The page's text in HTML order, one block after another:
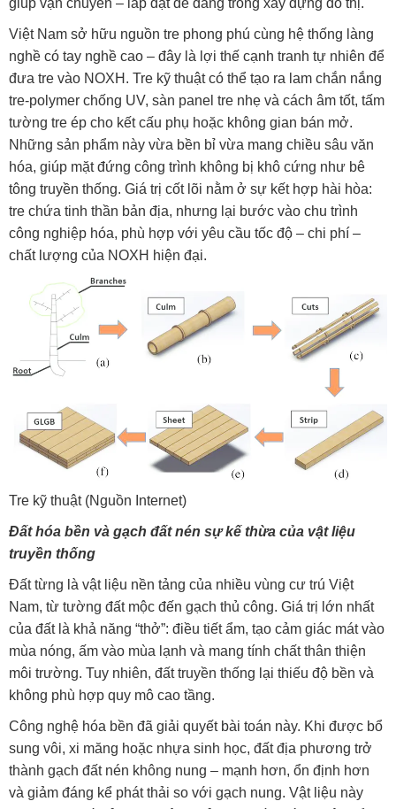
giúp vận chuyển – lắp đặt dễ dàng trong xây dựng đô thị.
Việt Nam sở hữu nguồn tre phong phú cùng hệ thống làng
nghề có tay nghề cao – đây là lợi thế cạnh tranh tự nhiên để
đưa tre vào NOXH. Tre kỹ thuật có thể tạo ra lam chắn nắng
tre-polymer chống UV, sàn panel tre nhẹ và cách âm tốt, tấm
tường tre ép cho kết cấu phụ hoặc không gian bán mở.
Những sản phẩm này vừa bền bỉ vừa mang chiều sâu văn
hóa, giúp mặt đứng công trình không bị khô cứng như bê
tông truyền thống. Giá trị cốt lõi nằm ở sự kết hợp hài hòa:
tre chứa tinh thần bản địa, nhưng lại bước vào chu trình
công nghiệp hóa, phù hợp với yêu cầu tốc độ – chi phí –
chất lượng của NOXH hiện đại.
Tre kỹ thuật (Nguồn Internet)
Đất hóa bền và gạch đất nén sự kế thừa của vật liệu
truyền thống
Đất từng là vật liệu nền tảng của nhiều vùng cư trú Việt
Nam, từ tường đất mộc đến gạch thủ công. Giá trị lớn nhất
của đất là khả năng “thở”: điều tiết ẩm, tạo cảm giác mát vào
mùa nóng, ấm vào mùa lạnh và mang tính chất thân thiện
môi trường. Tuy nhiên, đất truyền thống lại thiếu độ bền và
không phù hợp quy mô cao tầng.
Công nghệ hóa bền đã giải quyết bài toán này. Khi được bổ
sung vôi, xi măng hoặc nhựa sinh học, đất địa phương trở
thành gạch đất nén không nung – mạnh hơn, ổn định hơn
và giảm đáng kể phát thải so với gạch nung. Vật liệu này